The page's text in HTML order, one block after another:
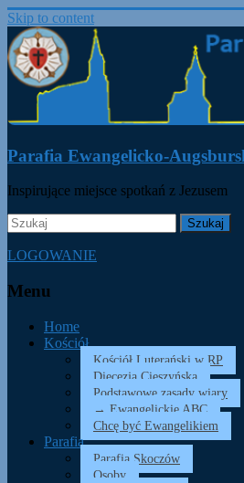
Skip to content
Parafia Ewangelicko-
Inspirujące miejsce spotkań z Jezusem
LOGOWANIE
Menu
Home
Kościół
Kościół Luterański w RP
Diecezja Cieszyńska
Podstawowe zasady wiary
→ Ewangelickie ABC
Chcę być Ewangelikiem
Parafia
Parafia Skoczów
Osoby